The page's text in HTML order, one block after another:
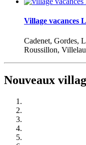
Village vacances
Cadenet, Gordes,
Roussillon,
Nouveaux